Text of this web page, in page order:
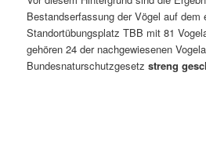
Bestandserfassung der Vögel auf dem
Standortübungsplatz TBB mit 81
gehören 24 der nachgewiesenen
Bundesnaturschutzgesetzstreng